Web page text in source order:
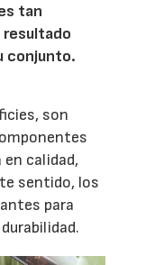
tan
resultado
conjunto.
son
calidad,
sentido, los
para